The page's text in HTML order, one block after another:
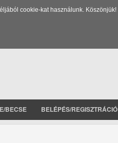
cookie-kat használunk. Köszönjük!
BECSE BELÉPÉS/REGISZTRÁCIÓ